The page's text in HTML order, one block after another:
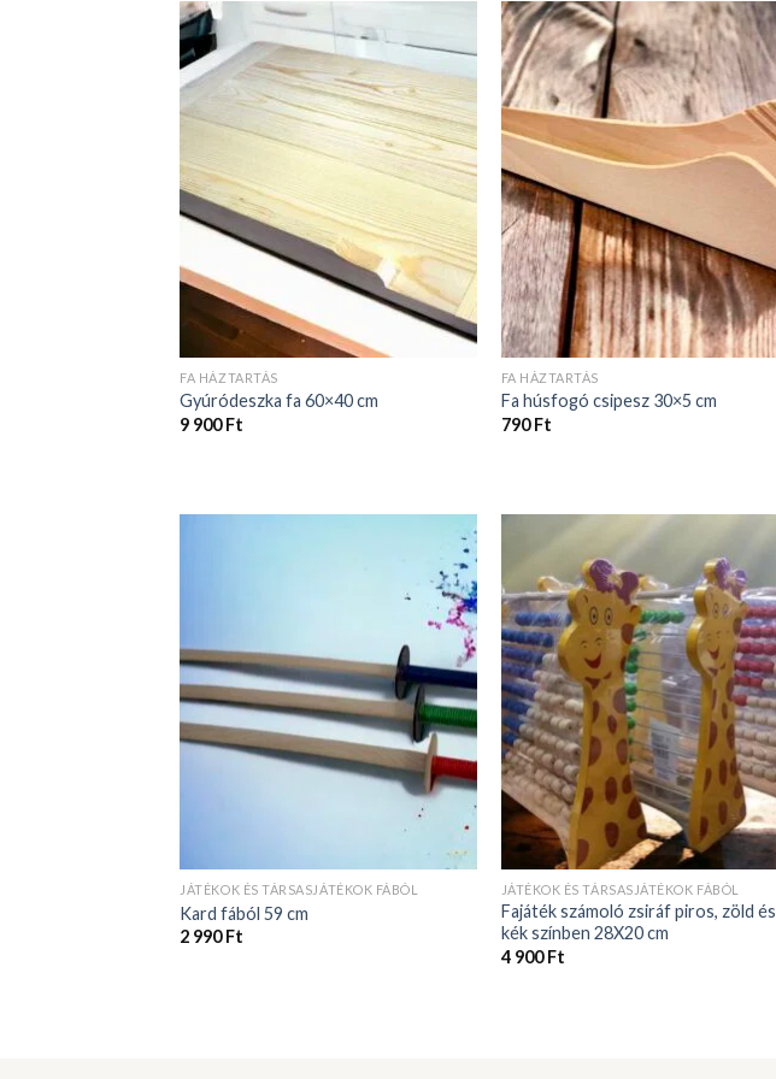
FA HÁZTARTÁS
Gyúródeszka fa 60×40 cm
9 900Ft
FA HÁZTARTÁS
Fa húsfogó csipesz 30×5 cm
790Ft
JÁTÉKOK ÉS TÁRSASJÁTÉKOK FÁBÓL
Kard fából 59 cm
2 990Ft
JÁTÉKOK ÉS TÁRSASJÁTÉKOK FÁBÓL
Fajáték számoló zsiráf piros, zöld és
kék színben 28X20 cm
4 900Ft